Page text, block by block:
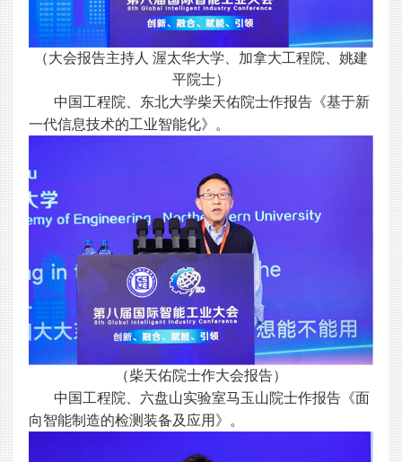
（大会报告主持人 渥太华大学、加拿大工程院、姚建
平院士）
中国工程院、东北大学柴天佑院士作报告《基于新
一代信息技术的工业智能化》。
（柴天佑院士作大会报告）
中国工程院、六盘山实验室马玉山院士作报告《面
向智能制造的检测装备及应用》。